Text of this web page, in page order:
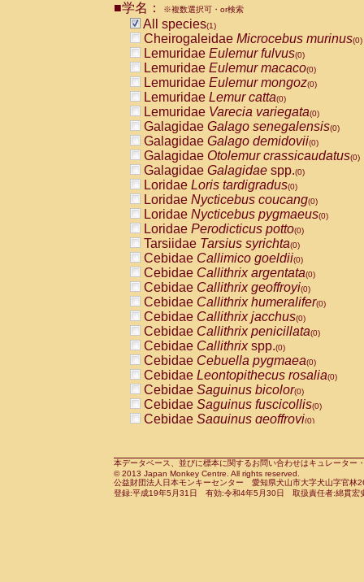
CebidaeCebus nigrivittatus
CebidaeCebus
CebidaeSaimiri boliviensis(0)
CebidaeSaimiri sciureus(0)
AtelidaeAlouatta caraya(0)
AtelidaeAlouatta fusca(0)
AtelidaeAlouatta seniculus
AtelidaeAlouattaspp.(0)
AtelidaeAteles belzebuth(0)
AtelidaeAteles geoffroyi(0)
AtelidaeAteles paniscus(0)
AtelidaeAtelesspp.(0)
Atelidae Lagothrix lagothricha
AtelidaeLagothrix lagothricha cana
PitheciidaeCacajao calvus
PitheciidaeCallicebus cupreus
PitheciidaeCallicebus donacophilus
PitheciidaeCallicebus moloch
PitheciidaeCallicebus torquatus
PitheciidaeCallicebusspp.(0)
PitheciidaeChiropotes satanas(0)
PitheciidaePithecia monachus
PitheciidaePithecia pithecia(0)
CercopithecidaeCercocebus agilis
CercopithecidaeCercocebus
CercopithecidaeCercocebus
CercopithecidaeCercocebus
CercopithecidaeCercocebus
CercopithecidaeCercocebushybrid
CercopithecidaePapio anubis(0)
CercopithecidaePapio cynocephalus
CercopithecidaePapio hamadryas(0)
■学名： ※複数選択可・or検索
All species(1)
Cheirogaleidae Microcebus murinus(0)
Lemuridae Eulemur fulvus(0)
Lemuridae Eulemur macaco(0)
Lemuridae Eulemur mongoz(0)
Lemuridae Lemur catta(0)
Lemuridae Varecia variegata(0)
Galagidae Galago senegalensis(0)
Galagidae Galago demidovii(0)
Galagidae Otolemur crassicaudatus(0)
Galagidae Galagidae spp.(0)
Loridae Loris tardigradus(0)
Loridae Nycticebus coucang(0)
Loridae Nycticebus pygmaeus(0)
Loridae Perodicticus potto(0)
Tarsiidae Tarsius syrichta(0)
Cebidae Callimico goeldii(0)
Cebidae Callithrix argentata(0)
Cebidae Callithrix geoffroyi(0)
Cebidae Callithrix humeralifer(0)
Cebidae Callithrix jacchus(0)
Cebidae Callithrix penicillata(0)
Cebidae Callithrixspp.(0)
Cebidae Cebuella pygmaea(0)
Cebidae Leontopithecus rosalia(0)
Cebidae Saguinus bicolor(0)
Cebidae Saguinus fuscicollis(0)
Cebidae Saguinus geoffroyi(0)
CebidaeSaguinus leucopus(0)
CebidaeSaguinus midas(0)
Cebidae Saguinus mystax(0)
本データベース、並びに標本に関するお問い合わせはキュレータ
© 2013 Japan Monkey Centre. All rights reserved.
公益財団法人日本モンキーセンター 愛知県犬山市大字犬山字官
登録:平成19年5月31日 有効:令和4年5月30日 取扱責任者:綿貫宏